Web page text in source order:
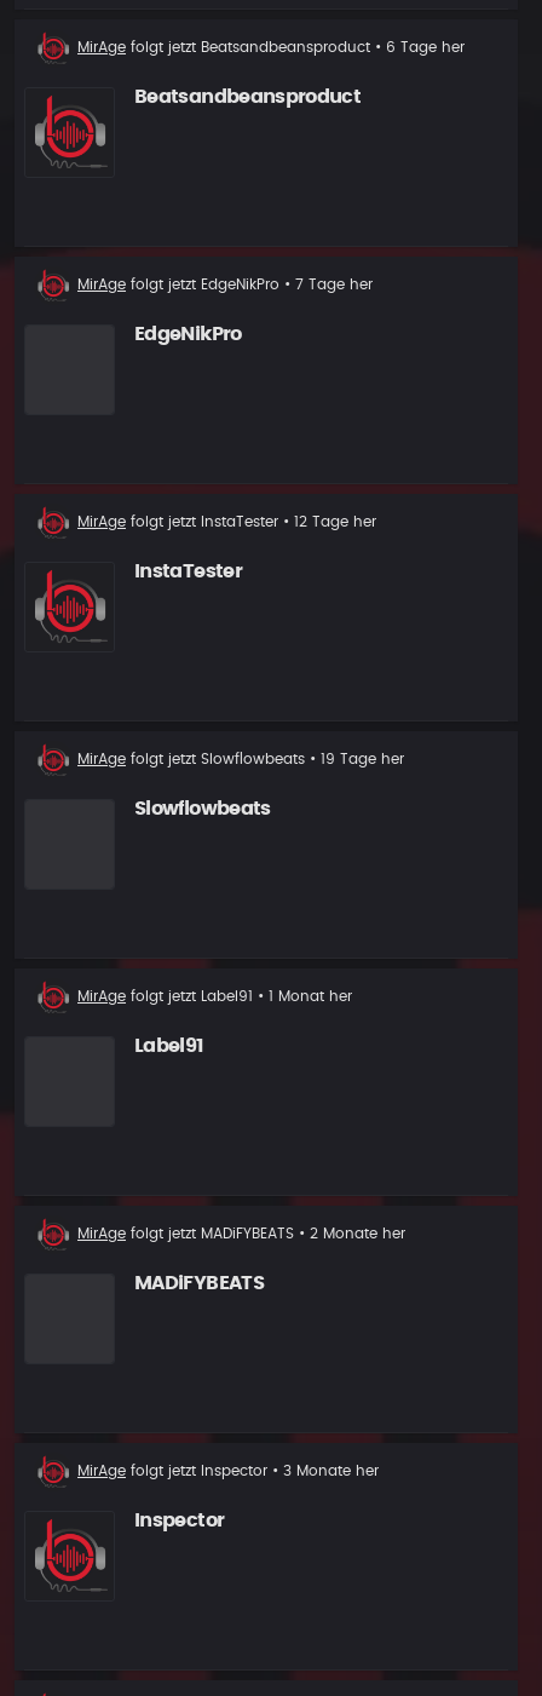
Neuer
Follower
MirAge folgt jetzt Beatsandbeansproduct • 6 Tage her
Beatsandbeansproduct
Neuer
Follower
MirAge folgt jetzt EdgeNikPro • 7 Tage her
EdgeNikPro
Neuer
Follower
MirAge folgt jetzt InstaTester • 12 Tage her
InstaTester
Neuer
Follower
MirAge folgt jetzt Slowflowbeats • 19 Tage her
Slowflowbeats
Neuer
Follower
MirAge folgt jetzt Label91 • 1 Monat her
Label91
Neuer
Follower
MirAge folgt jetzt MADiFYBEATS • 2 Monate her
MADiFYBEATS
Neuer
Follower
MirAge folgt jetzt Inspector • 3 Monate her
Inspector